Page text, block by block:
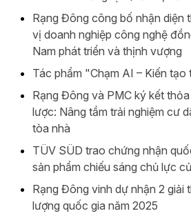
Rạng Đông công bố nhận diện
vị doanh nghiệp công nghệ
Nam phát triển và thịnh vượng
Tác phẩm "Chạm AI – Kiến tạo
Rạng Đông và PMC ký kết
lược: Nâng tầm trải nghiệm cư
tòa nhà
TÜV SÜD trao chứng nhận
sản phẩm chiếu sáng chủ lực
Rạng Đông vinh dự nhận 2 giải
lượng quốc gia năm 2025